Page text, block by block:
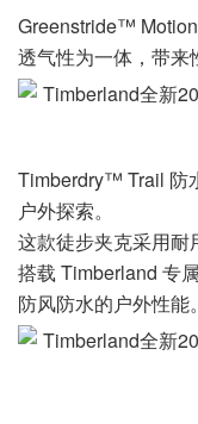
Greenstride™
透气性为一体，带来
Timberdry™ Trail 防
户外探索。
这款徒步夹克采用
搭载 Timberland 专
防风防水的户外性能。